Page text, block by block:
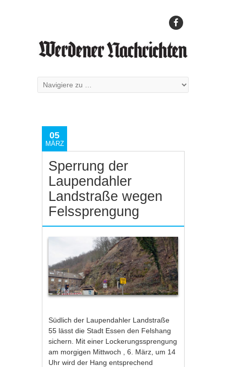
05
MÄRZ
Sperrung der
Laupendahler
Landstraße wegen
Felssprengung
Südlich der Laupendahler Landstraße
55 lässt die Stadt Essen den Felshang
sichern. Mit einer Lockerungssprengung
am morgigen Mittwoch , 6. März, um 14
Uhr wird der Hang entsprechend